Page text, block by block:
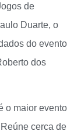
de
Duarte, o
do evento
dos
o maior evento
cerca de